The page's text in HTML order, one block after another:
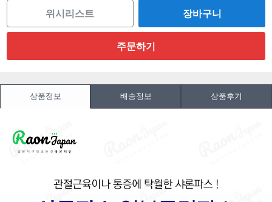
위시리스트
상품정보 배송정보 상품후기